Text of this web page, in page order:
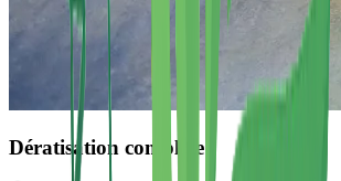
Dératisation complète